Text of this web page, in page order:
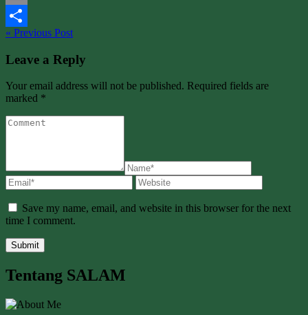
Email
Share
« Previous Post
Leave a Reply
Your email address will not be published. Required fields are
marked *
Save my name, email, and website in this browser for the next
time I comment.
Tentang SALAM